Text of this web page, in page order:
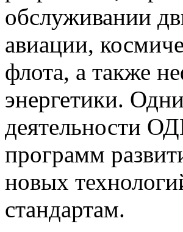
обслуживании
авиации,
флота, а также
энергетики.
деятельности
программ
новых
стандартам.